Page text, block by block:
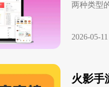
两种类型
2026-05-11
火影手